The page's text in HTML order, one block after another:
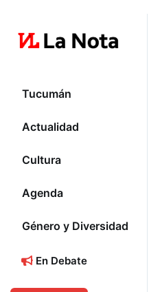
Tucumán
Actualidad
Cultura
Agenda
Género y Diversidad
En Debate